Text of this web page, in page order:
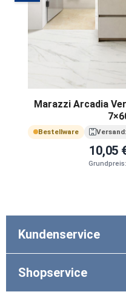
Marazzi Arcadia
Bestellware
10,05
Kundenservice
Shopservice